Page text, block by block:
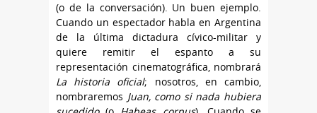
(o de la conversación). Un buen ejemplo.
Cuando un espectador habla en Argentina
de la última dictadura cívico-militar y
quiere remitir el espanto a su
representación cinematográfica, nombrará
La historia oficial; nosotros, en cambio,
nombraremos Juan, como si nada hubiera